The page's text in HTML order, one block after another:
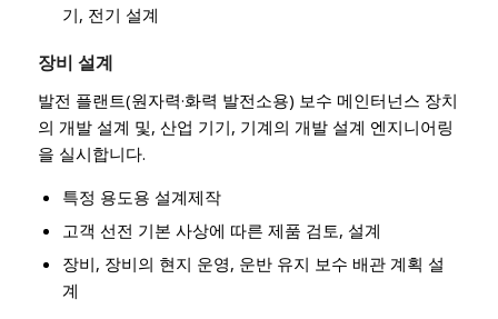
기, 전기 설계
장비 설계
발전 플랜트(원자력·화력 발전소용) 보수 메인터넌스 장치
의 개발 설계 및, 산업 기기, 기계의 개발 설계 엔지니어링
을 실시합니다.
특정 용도용 설계제작
고객 선전 기본 사상에 따른 제품 검토, 설계
장비, 장비의 현지 운영, 운반 유지 보수 배관 계획 설
계